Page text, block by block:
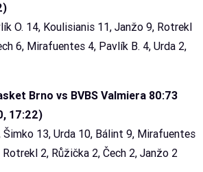
O. 14, Koulisianis 11, Janžo 9, Rotrekl
6, Mirafuentes 4, Pavlík B. 4, Urda 2,
Brno vs BVBS Valmiera 80:73
17:22)
Šimko 13, Urda 10, Bálint 9, Mirafuentes
Rotrekl 2, Růžička 2, Čech 2, Janžo 2